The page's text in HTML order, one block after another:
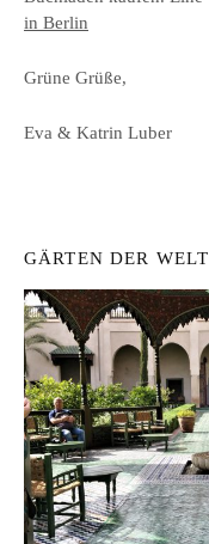
in Berlin
Grüne Grüße,
Eva & Katrin Luber
GÄRTEN DER WELT